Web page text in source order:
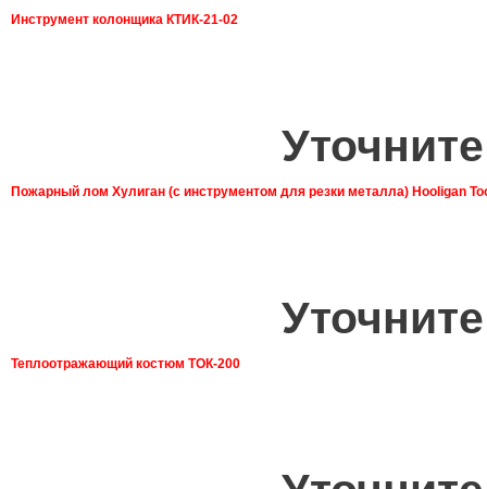
Инструмент колонщика КТИК-21-02
Пожарный лом Хулиган (с инструментом для резки металла) Hooligan
Теплоотражающий костюм ТОК-200